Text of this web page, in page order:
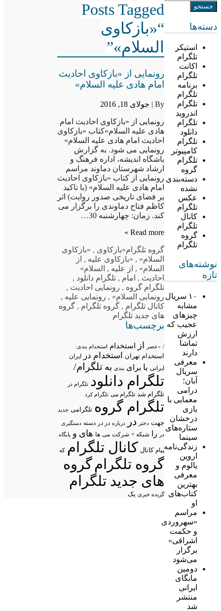
دسته‌ها
استیکر
تلگرام
اکانت
تلگرام
برنامه
تلگرام
تلگرام
اندروید
تلگرام
دانلود
تلگرام
کامپیوتر
تلگرام
گروه
دسته‌بندی
نشده
عکس
تلگرام
کانال
تلگرام
گروه
تلگرام
نوشته‌های
تازه
۱۰ سریال
مشابه
چیزهای
عجیب که
ارزش
تماشا
دارند
معرفی
سریال
آبان؛
درامی
معمایی با
بازی
درخشان
ستاره‌های
سینما
زندگی‌نامه
اروین
یالوم و
معرفی
بهترین
کتاب‌های
او
مراسم
«سهروردی
و حکمت
اشراقی»
برگزار
می‌شود
دومین
مانگای
ایرانی
منتشر
شد
Posts Tagged
“«بازکاوی
السلام»”
رونمایی از «بازکاوی احادیث
امام هادی علیه السلام»
By | جولای 18, 2016
رونمایی از «بازکاوی احادیث امام
هادی علیه السلام»کتاب «بازکاوی
احادیث امام هادی علیه السلام»
رونمایی می شود. به گزارش
باشگاه اندیشه، اداره فرهنگ و
ارشاد شهرستان دماوند مراسم
رونمایی از کتاب «بازکاوی احادیث
امام هادی علیه السلام» (با تاکید
بر فضای تاریخی صدور روایت) اثر
کاظم فتاح دماوندی را برگزار می
کند. زمان: چهارشنبه 30…
Read more »
گروه تلگرام«بازکاوی , «بازکاوی
السلام» , «بازکاوی علیه , از
السلام» , از علیه , السلام»
احادیث , امام , تلگرام دانلود ,
تلگرام گروه , رونمایی احادیث ,
رونمایی السلام» , رونمایی علیه ,
کانال تلگرام , گروه تلگرام , گروه
های جدید تلگرام
برچسب‌ها
/ «عصر از استخدام استخدام بندی:
استخدام تهران استخدام در ایران
ایرانی با برای بندی به تلگرام/
تلگرام دانلود تلگرام در
تلگرام شد تلگرام می تلگرام کرد
تلگرام گروه تلگرامی جدید
جهت دختر در درباره در در دسته دستگیری
در
را شبکه + شرکت می ها های و پایگاه
پیام کانال کانال تلگرام که
گروه تلگرامگروه
های جدید تلگرام
گزیده خبری یک